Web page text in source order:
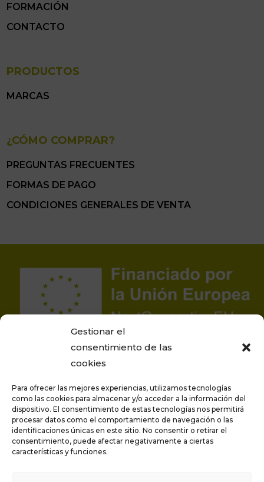
Gestionar el
consentimiento de las
cookies
Para ofrecer las mejores experiencias, utilizamos tecnologías
como las cookies para almacenar y/o acceder a la información del
dispositivo. El consentimiento de estas tecnologías nos permitirá
procesar datos como el comportamiento de navegación o las
identificaciones únicas en este sitio. No consentir o retirar el
consentimiento, puede afectar negativamente a ciertas
características y funciones.
FORMACIÓN
CONTACTO
PRODUCTOS
MARCAS
¿CÓMO COMPRAR?
PREGUNTAS FRECUENTES
FORMAS DE PAGO
CONDICIONES GENERALES DE VENTA
Proyecto financiado por la Unión Europea –
NextGenerationEU